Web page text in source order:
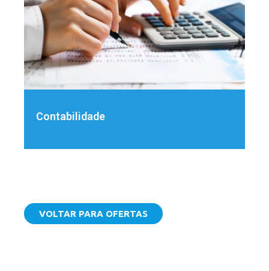
Contabilidade
VOLTAR PARA OFERTAS